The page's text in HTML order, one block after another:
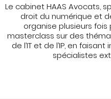
Le cabinet HAAS Avocats,
droit du numérique et
organise plusieurs
masterclass sur des
de l’IT et de l’IP, en
spécialistes